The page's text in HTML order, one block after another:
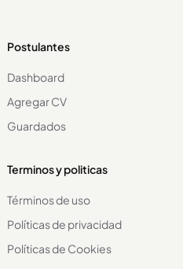
Postulantes
Dashboard
Agregar CV
Guardados
Terminos y politicas
Términos de uso
Políticas de privacidad
Políticas de Cookies